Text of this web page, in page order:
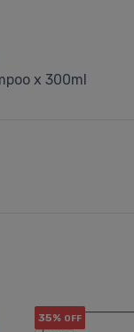
x 300ml
35% OFF